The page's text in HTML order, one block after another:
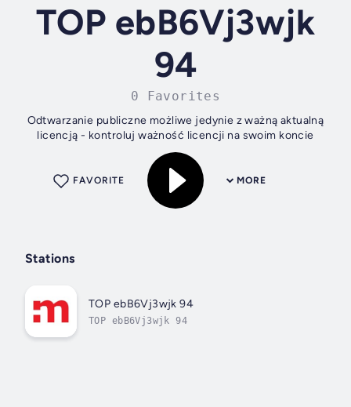
TOP ebB6Vj3wjk
94
0 Favorites
Odtwarzanie publiczne możliwe jedynie z ważną aktualną
licencją - kontroluj ważność licencji na swoim koncie
MORE
FAVORITE
Stations
TOP ebB6Vj3wjk 94
TOP ebB6Vj3wjk 94